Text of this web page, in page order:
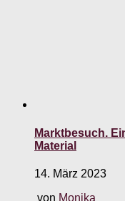
Marktbesuch.
Material
14. März 2023
von Monika